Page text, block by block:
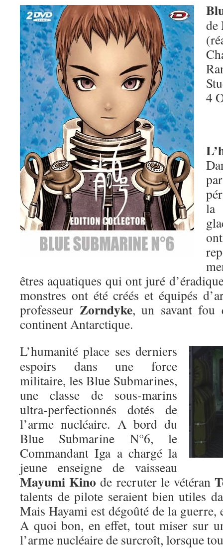
de
4
la
êtres aquatiques qui ont juré
monstres ont été créés et équipés
professeur Zorndyke, un savant fou
continent Antarctique.
L’humanité place ses derniers
espoirs dans une force
militaire, les Blue Submarines,
une classe de sous-marins
ultra-perfectionnés dotés de
l’arme nucléaire. A bord du
Blue Submarine N°6, le
Commandant Iga a chargé la
jeune enseigne de vaisseau
Mayumi Kino de recruter le vétéran
talents de pilote seraient bien utiles
Mais Hayami est dégoûté de la
A quoi bon, en effet, tout miser sur
l’arme nucléaire de surcroît, lorsque